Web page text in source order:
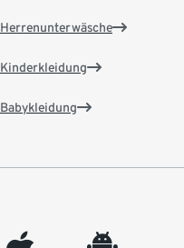
Herrenunterwäsche
Kinderkleidung
Babykleidung